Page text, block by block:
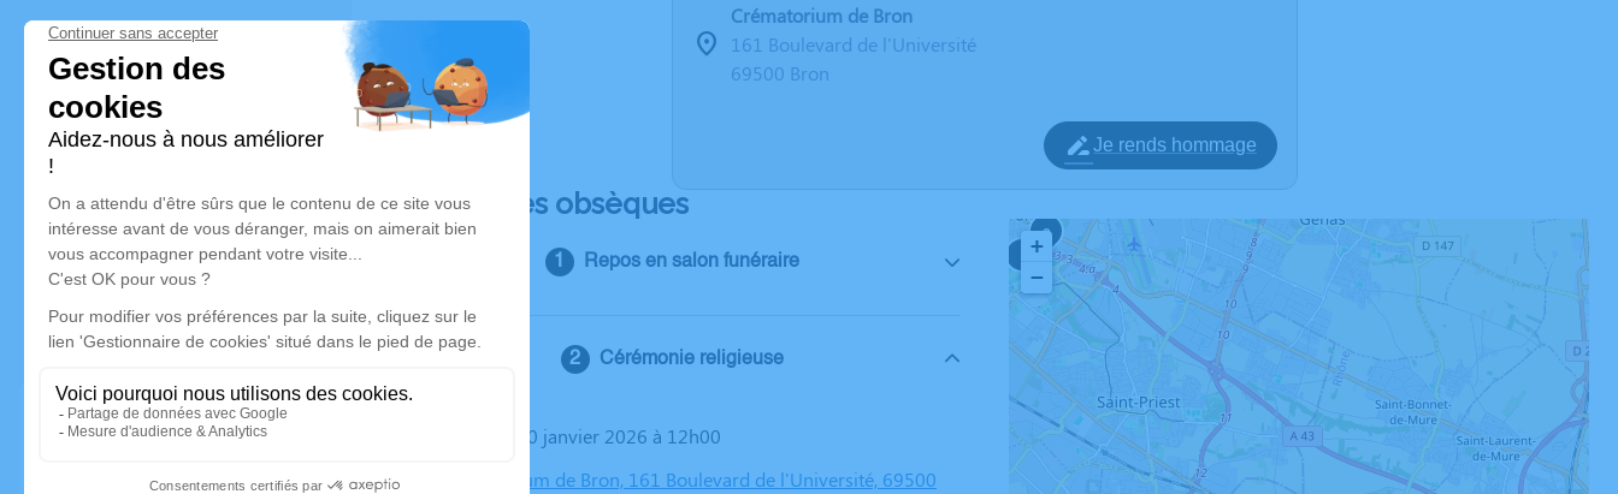
Crématorium de Bron
161 Boulevard de l'Université
69500 Bron
Je rends hommage
Déroulé des obsèques
Repos en salon funéraire
Cérémonie religieuse
Le mardi 20 janvier 2026 à 12h00
Crématorium de Bron, 161 Boulevard de l'Université, 69500
2
+
−